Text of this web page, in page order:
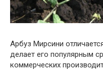
Арбуз Мирсини
делает его популярным
коммерческих